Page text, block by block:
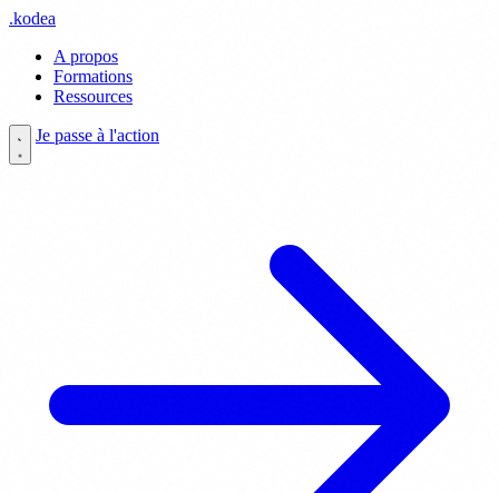
.kodea
A propos
Formations
Ressources
Je passe à l'action